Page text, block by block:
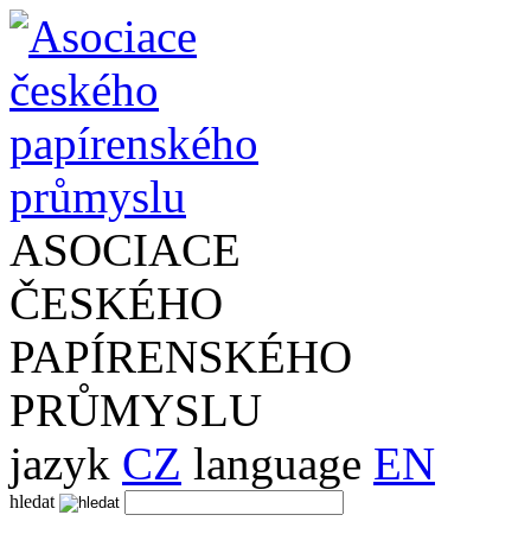
ASOCIACE
ČESKÉHO
PAPÍRENSKÉHO
PRŮMYSLU
jazyk CZ language EN
hledat